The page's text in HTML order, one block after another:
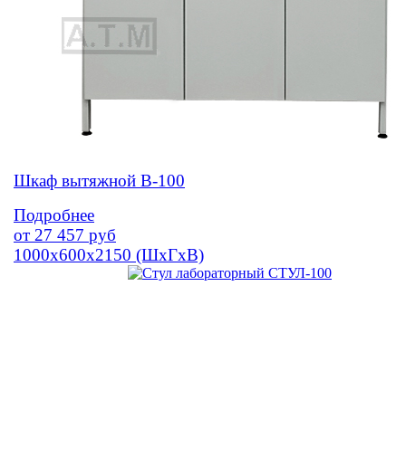
Шкаф вытяжной В-100
Подробнее
от 27 457 руб
1000х600х2150 (ШхГхВ)